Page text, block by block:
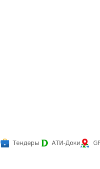
Тендеры АТИ-Доки